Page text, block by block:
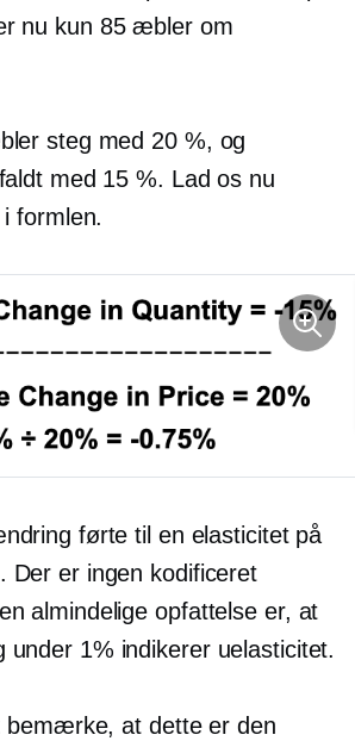
nu kun 85 æbler om
steg med 20 %, og
med 15 %. Lad os nu
formlen.
førte til en elasticitet på
Der er ingen kodificeret
almindelige opfattelse er, at
1% indikerer uelasticitet.
bemærke, at dette er den